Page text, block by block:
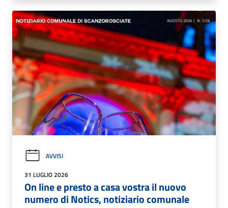
AVVISI
31 LUGLIO 2026
On line e presto a casa vostra il nuovo
numero di Notics, notiziario comunale